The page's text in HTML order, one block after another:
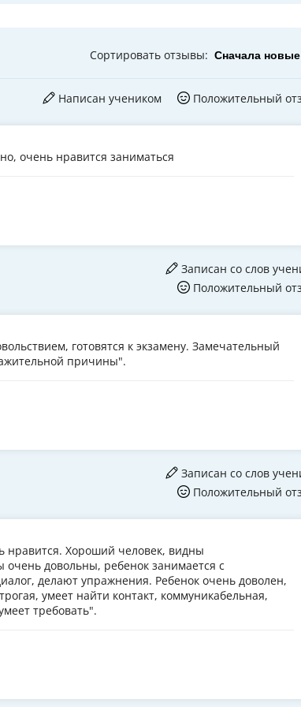
Сортировать отзывы:
Написан учеником Положительный
очень нравится заниматься
Записан со слов
Положительный
готовятся к экзамену. Замечательный
причины".
Записан со слов
Положительный
нравится. Хороший человек, видны
довольны, ребенок занимается с
делают упражнения. Ребенок очень доволен,
умеет найти контакт, коммуникабельная,
требовать".